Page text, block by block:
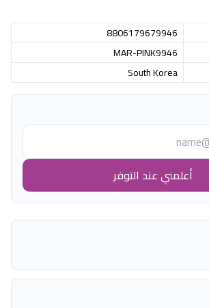
8806179679946
MAR-PINK9946
South Korea
أعلمني عند التوفر